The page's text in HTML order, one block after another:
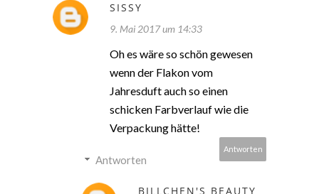
SISSY
9. Mai 2017 um 14:33
Oh es wäre so schön gewesen
wenn der Flakon vom
Jahresduft auch so einen
schicken Farbverlauf wie die
Verpackung hätte!
Antworten
Antworten
BILLCHEN'S BEAUTY